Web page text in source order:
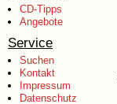
CD-Tipps
Angebote
Service
Suchen
Kontakt
Impressum
Datenschutz